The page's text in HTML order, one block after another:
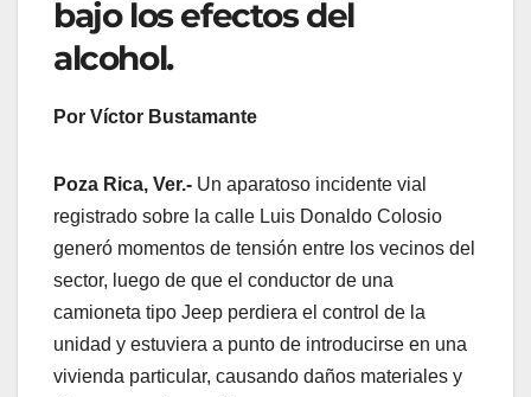
bajo los efectos del
alcohol.
Por Víctor Bustamante
Poza Rica, Ver.- Un aparatoso incidente vial
registrado sobre la calle Luis Donaldo Colosio
generó momentos de tensión entre los vecinos del
sector, luego de que el conductor de una
camioneta tipo Jeep perdiera el control de la
unidad y estuviera a punto de introducirse en una
vivienda particular, causando daños materiales y